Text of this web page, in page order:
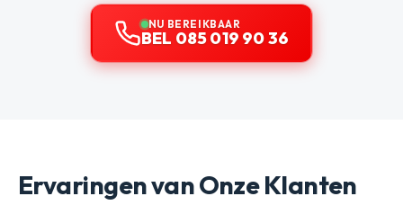
NU BEREIKBAAR
BEL 085 019 90 36
Ervaringen van Onze Klanten